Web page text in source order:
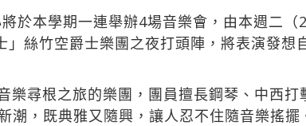
於本學期一連舉辦4場音樂會，由本週二
絲竹空爵士樂團之夜打頭陣，將表演發想
樂尋根之旅的樂團，團員擅長鋼琴、中西
，既典雅又隨興，讓人忍不住隨音樂搖擺